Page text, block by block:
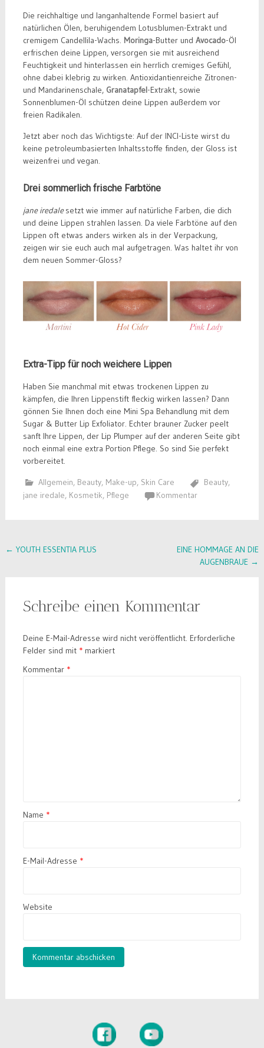
Die reichhaltige und langanhaltende Formel basiert auf
natürlichen Ölen, beruhigendem Lotusblumen-Extrakt und
cremigem Candellila-Wachs. Moringa-Butter und Avocado-Öl
erfrischen deine Lippen, versorgen sie mit ausreichend
Feuchtigkeit und hinterlassen ein herrlich cremiges Gefühl,
ohne dabei klebrig zu wirken. Antioxidantienreiche Zitronen-
und Mandarinenschale, Granatapfel-Extrakt, sowie
Sonnenblumen-Öl schützen deine Lippen außerdem vor
freien Radikalen.
Jetzt aber noch das Wichtigste: Auf der INCI-Liste wirst du
keine petroleumbasierten Inhaltsstoffe finden, der Gloss ist
weizenfrei und vegan.
Drei sommerlich frische Farbtöne
jane iredalesetzt wie immer auf natürliche Farben, die dich
und deine Lippen strahlen lassen. Da viele Farbtöne auf den
Lippen oft etwas anders wirken als in der Verpackung,
zeigen wir sie euch auch mal aufgetragen. Was haltet ihr von
dem neuen Sommer-Gloss?
Extra-Tipp für noch weichere Lippen
Haben Sie manchmal mit etwas trockenen Lippen zu
kämpfen, die Ihren Lippenstift fleckig wirken lassen? Dann
gönnen Sie Ihnen doch eine Mini Spa Behandlung mit dem
Sugar & Butter Lip Exfoliator. Echter brauner Zucker peelt
sanft Ihre Lippen, der Lip Plumper auf der anderen Seite gibt
noch einmal eine extra Portion Pflege. So sind Sie perfekt
vorbereitet.
Allgemein, Beauty, Make-up, Skin Care Beauty,
jane iredale, Kosmetik, Pflege Kommentar
Post
← YOUTH ESSENTIA PLUS
EINE HOMMAGE AN DIE
AUGENBRAUE →
Schreibe einen Kommentar
Deine E-Mail-Adresse wird nicht veröffentlicht. Erforderliche
Felder sind mit *markiert
Kommentar *
Name *
E-Mail-Adresse *
Website